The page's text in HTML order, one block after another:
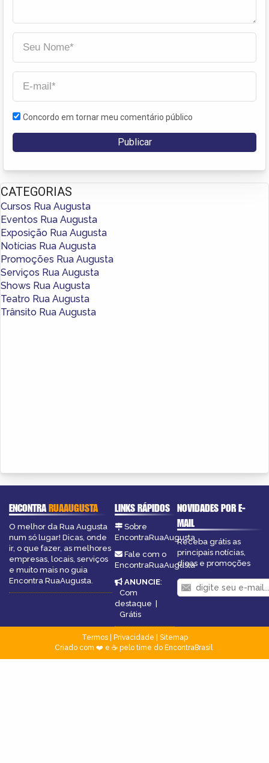
Concordo em tornar meu comentário público
CATEGORIAS
Cursos Rua Augusta
Eventos Rua Augusta
Exposição Rua Augusta
Notícias Rua Augusta
Promoções Rua Augusta
Serviços Rua Augusta
Shows Rua Augusta
Teatro Rua Augusta
Trânsito Rua Augusta
ENCONTRARUAAUGUSTA
O melhor da Rua Augusta
num só lugar! Dicas, onde
ir, o que fazer, as melhores
empresas, locais, serviços
e muito mais no guia
Encontra RuaAugusta.
LINKS RÁPIDOS
Sobre
EncontraRuaAugusta
Fale com o
EncontraRuaAugusta
ANUNCIE:
Com
destaque
Grátis
NOVIDADES POR E-
MAIL
Receba grátis as
principais notícias,
dicas e promoções
Termos| Privacidade
Sitemap
Criado com ❤️ e ☕ pelo time do EncontraBrasil